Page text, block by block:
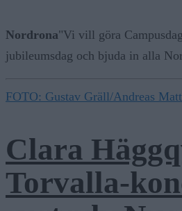
Nordrona"Vi vill göra
jubileumsdag och bjuda in alla
FOTO: Gustav Gräll/Andreas
Clara
Torvalla-